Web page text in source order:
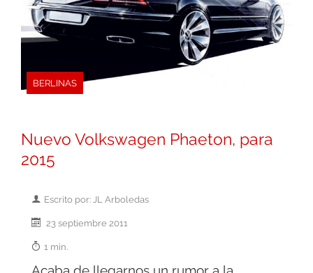
BERLINAS
Nuevo Volkswagen Phaeton, para
2015
Escrito por: JL Arboledas
23 septiembre 2011
1 min.